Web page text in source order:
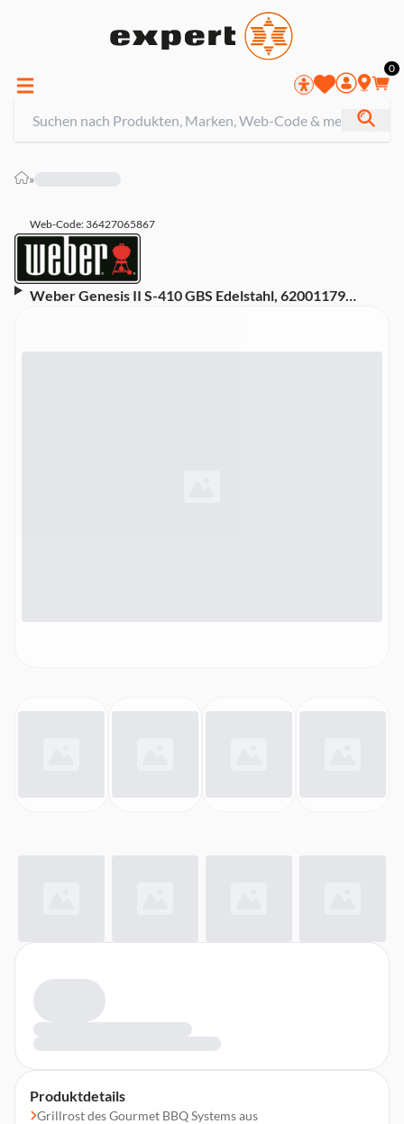
0
»
Web-Code: 36427065867
Weber Genesis II S-410 GBS Edelstahl, 62001179
Produktdetails
Grillrost des Gourmet BBQ Systems aus